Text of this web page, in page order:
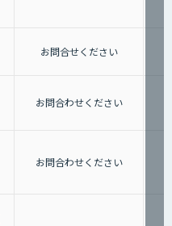
お問合せください
お問合わせください
お問合わせください